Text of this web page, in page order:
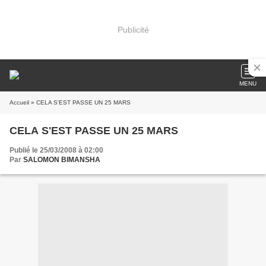
Publicité
MENU
Accueil » CELA S'EST PASSE UN 25 MARS
CELA S'EST PASSE UN 25 MARS
Publié le 25/03/2008 à 02:00
Par SALOMON BIMANSHA